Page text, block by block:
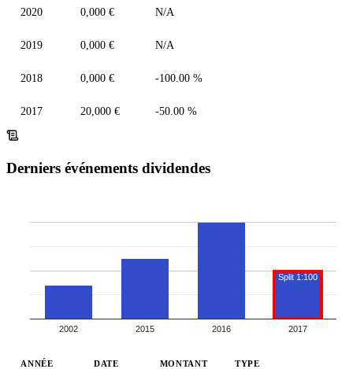
2020 0,000 € N/A
2019 0,000 € N/A
2018 0,000 € -100.00 %
2017 20,000 € -50.00 %
Derniers événements dividendes
2002 2015 2016 2017
Split 1:100
ANNÉE DATE MONTANT TYPE